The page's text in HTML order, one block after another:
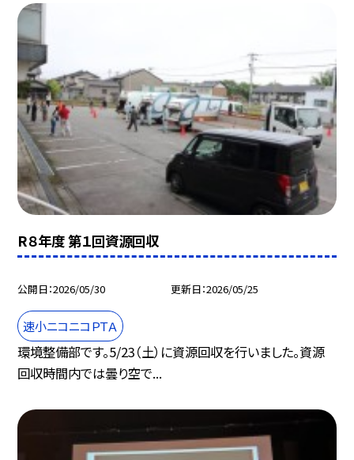
R８年度 第１回資源回収
公開日 2026/05/30 更新日 2026/05/25
速小ニコニコＰＴＡ
環境整備部です。5/23（土）に資源回収を行いました。資源
回収時間内では曇り空で...